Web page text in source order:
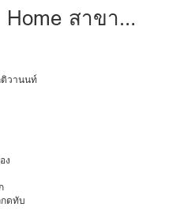
Home สาขา
วานนท์
ง
ดทับ